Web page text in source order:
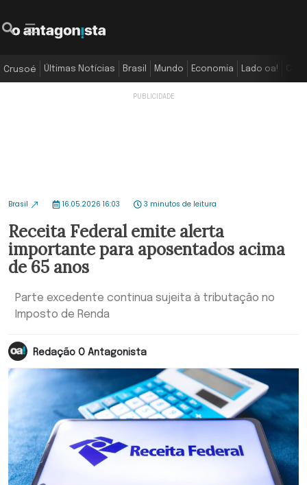
Crusoé Últimas Notícias Brasil Mundo Economia Lado oa!
Brasil 16.05.2026 16:03 3 minutos de leitura
Receita Federal emite alerta
importante para aposentados acima
de 65 anos
Parte excedente continua sujeita à tributação no
Imposto de Renda
Redação O Antagonista